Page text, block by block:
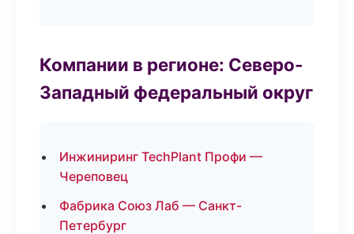
Компании в регионе: Северо-
Западный федеральный округ
Инжиниринг TechPlant Профи —
Череповец
Фабрика Союз Лаб — Санкт-
Петербург